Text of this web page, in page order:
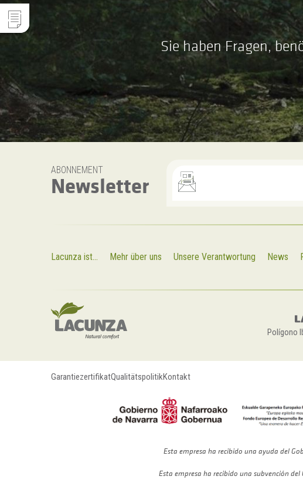
Sie haben Fragen,
ABONNEMENT
Newsletter
Lacunza ist... Mehr über uns Unsere Verantwortung News
Polígono
GarantiezertifikatQualitätspolitikKontakt
Esta empresa ha recibido una ayuda del
Esta empresa ha recibido una subvención